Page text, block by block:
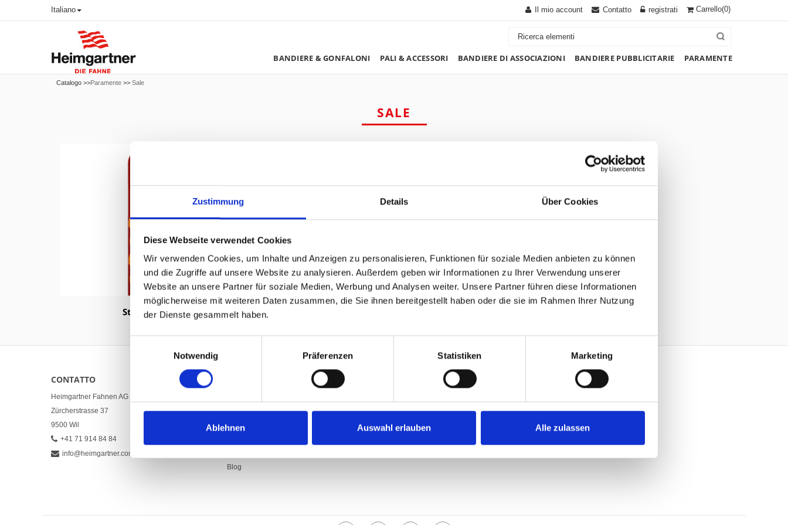
Zustimmung Details Über Cookies
Diese Webseite verwendet Cookies
Wir verwenden Cookies, um Inhalte und Anzeigen zu personalisieren, Funktionen für soziale Medien anbieten zu können
und die Zugriffe auf unsere Website zu analysieren. Außerdem geben wir Informationen zu Ihrer Verwendung unserer
Website an unsere Partner für soziale Medien, Werbung und Analysen weiter. Unsere Partner führen diese Informationen
möglicherweise mit weiteren Daten zusammen, die Sie ihnen bereitgestellt haben oder die sie im Rahmen Ihrer Nutzung
der Dienste gesammelt haben.
Notwendig
Präferenzen Statistiken Marketing
Ablehnen Auswahl erlauben Alle zulassen
Italiano Carrello(0)
Il mio account Contatto registrati
BANDIERE & GONFALONI PALI & ACCESSORI BANDIERE DI ASSOCIAZIONI BANDIERE PUBBLICITARIE PARAMENTE
Catalogo >>Paramente >> Sale
SALE
Stolen
CONTATTO
Heimgartner Fahnen AG
Zürcherstrasse 37
9500 Wil
+41 71 914 84 84
info@heimgartner.com
Condizioni generali di contratto
Impronta
Blog
AZIENDE
Downloads
Firmengeschichte
ISCRIVITI ALLA NEWSLETTER